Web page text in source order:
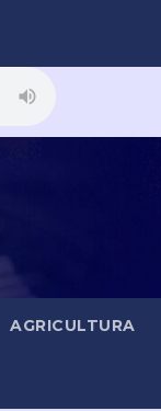
AGRICULTURA